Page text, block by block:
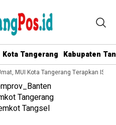
Kota Tangerang Kabupaten
MUI Kota Tangerang Terapkan ISO